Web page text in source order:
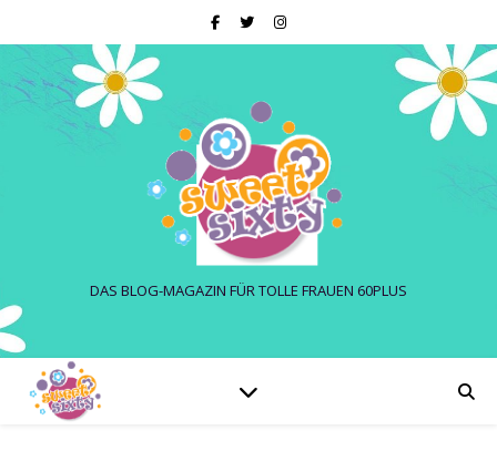
DAS BLOG-MAGAZIN FÜR TOLLE FRAUEN 60PLUS